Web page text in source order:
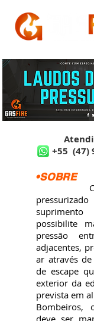
+55 (47)
•SOBRE
pressurizado
possibilite
pressão
adjacentes,
ar através de
de escape
exterior da
prevista em
Bombeiros,
deve ser